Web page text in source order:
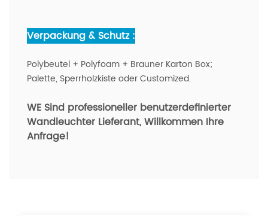
Verpackung & Schutz :
Polybeutel + Polyfoam + Brauner Karton Box;
Palette, Sperrholzkiste oder Customized.
WE Sind professioneller benutzerdefinierter
Wandleuchter Lieferant, Willkommen Ihre
Anfrage!